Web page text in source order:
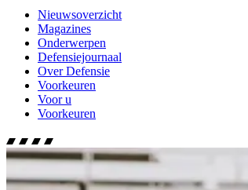
Nieuwsoverzicht
Magazines
Onderwerpen
Defensiejournaal
Over Defensie
Voorkeuren
Voor u
Voorkeuren